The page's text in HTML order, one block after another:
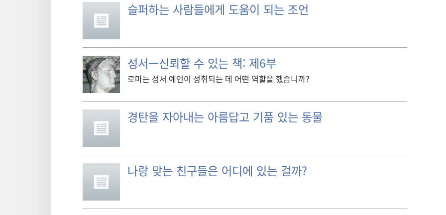
슬퍼하는 사람들에게 도움이 되는 조언
성서—신뢰할 수 있는 책: 제6부
로마는 성서 예언이 성취되는 데 어떤 역할을 했습니까?
경탄을 자아내는 아름답고 기품 있는 동물
나랑 맞는 친구들은 어디에 있는 걸까?